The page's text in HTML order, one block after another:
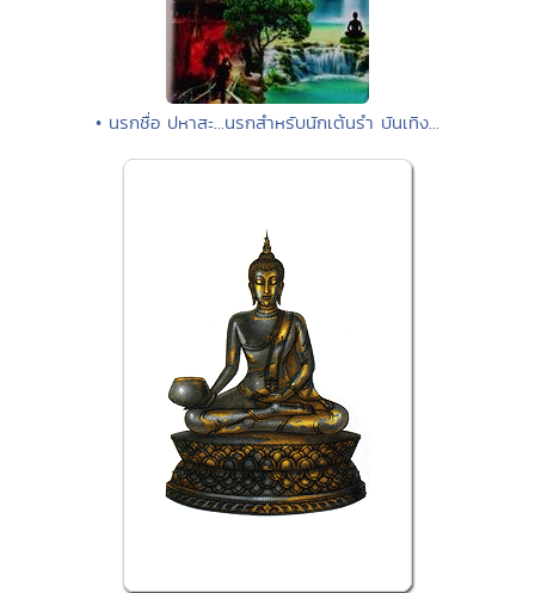
• นรกชื่อ ปหาสะ...นรกสำหรับนักเต้นรำ บันเทิง...